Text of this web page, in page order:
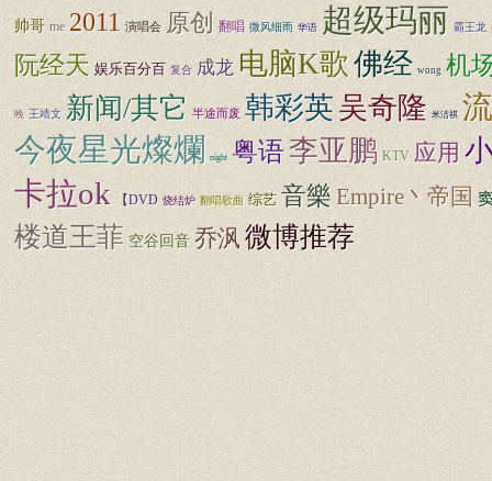
帅哥 me 2011 演唱会 原创 翻唱 微风细雨 华语 超级玛丽 霸王龙
阮经天 娱乐百分百 复合 成龙 电脑K歌佛经 wong 机
晚 王靖文 新闻/其它 半途而废 韩彩英吴奇隆 米洁祺
今夜星光燦爛
night 粤语李亚鹏 KTV 应用
卡拉ok 【DVD 烧结炉 翻唱歌曲 综艺 音樂 Empire丶帝国
楼道王菲 空谷回音 乔沨 微博推荐